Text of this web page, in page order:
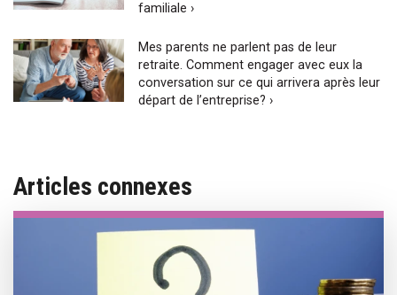
familiale ›
Mes parents ne parlent pas de leur
retraite. Comment engager avec eux la
conversation sur ce qui arrivera après leur
départ de l’entreprise? ›
Articles connexes